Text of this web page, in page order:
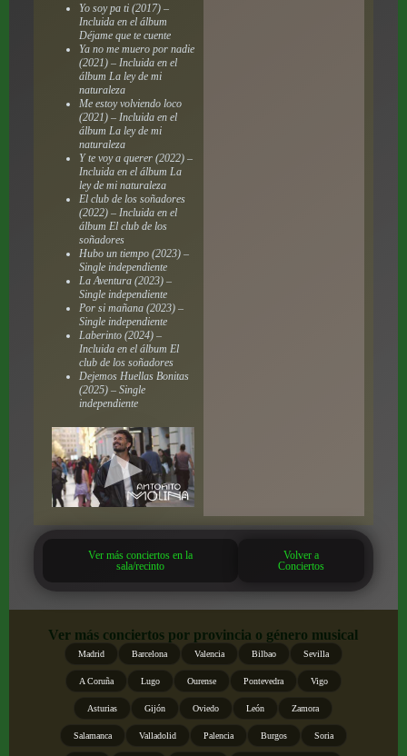
Yo soy pa ti (2017) –
Incluida en el álbum
Déjame que te cuente
Ya no me muero por nadie
(2021) – Incluida en el
álbum La ley de mi
naturaleza
Me estoy volviendo loco
(2021) – Incluida en el
álbum La ley de mi
naturaleza
Y te voy a querer (2022) –
Incluida en el álbum La
ley de mi naturaleza
El club de los soñadores
(2022) – Incluida en el
álbum El club de los
soñadores
Hubo un tiempo (2023) –
Single independiente
La Aventura (2023) –
Single independiente
Por si mañana (2023) –
Single independiente
Laberinto (2024) –
Incluida en el álbum El
club de los soñadores
Dejemos Huellas Bonitas
(2025) – Single
independiente
Ver más conciertos en la
sala/recinto
Volver a
Conciertos
Ver más conciertos por provincia o género musical
Madrid Barcelona Valencia Bilbao Sevilla
A Coruña Lugo Ourense Pontevedra Vigo
Asturias Gijón Oviedo León Zamora
Salamanca Valladolid Palencia Burgos Soria